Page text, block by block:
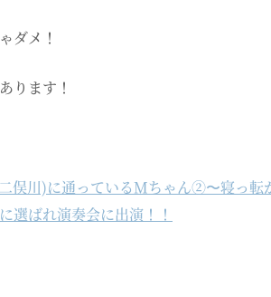
ダメ！
ります！
俣川)に通っているMちゃん②〜寝っ転
選ばれ演奏会に出演！！